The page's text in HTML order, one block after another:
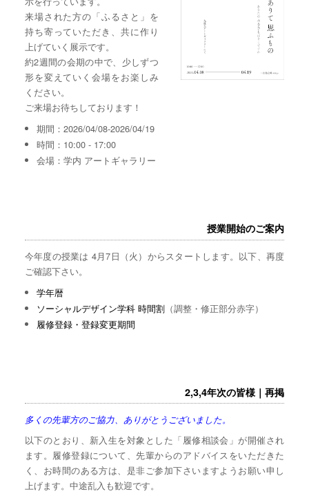
来場された方の「ふるさと」を
持ち寄っていただき、共に作り
上げていく展示です。
約2週間の会期の中で、少しずつ
形を変えていく会場をお楽しみ
ください。
ご来場お待ちしております！
期間：2026/04/08-2026/04/19
時間：10:00 - 17:00
会場：学内 アートギャラリー
授業開始のご案内
今年度の授業は 4月7日（火）からスタートします。以下、再度
ご確認下さい。
学年暦
ソーシャルデザイン学科 時間割 （調整・修正部分赤字）
履修登録・登録変更期間
2,3,4年次の皆様｜再掲
多くの先輩方のご協力、ありがとうございました。
以下のとおり、新入生を対象とした「履修相談会」が開催され
ます。履修登録について、先輩からのアドバイスをいただきた
く、お時間のある方は、是非ご参加下さいますようお願い申し
上げます。中途乱入も歓迎です。